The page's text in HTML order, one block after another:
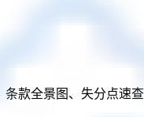
款全景图、失分点速